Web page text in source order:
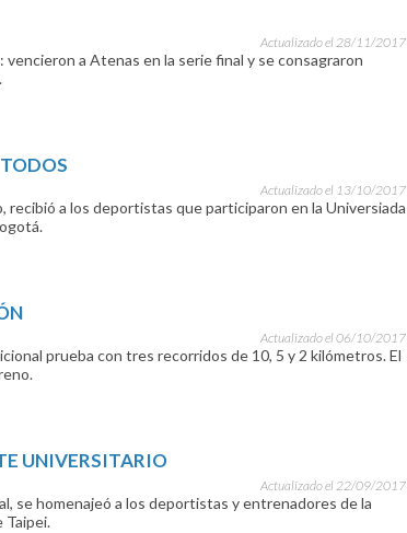
Actualizado el 28/11/2017
a Atenas en la serie final y se consagraron
Actualizado el 13/10/2017
recibió a los deportistas que participaron en la Universiada
Actualizado el 06/10/2017
prueba con tres recorridos de 10, 5 y 2 kilómetros. El
UNIVERSITARIO
Actualizado el 22/09/2017
se homenajeó a los deportistas y entrenadores de la
Taipei.